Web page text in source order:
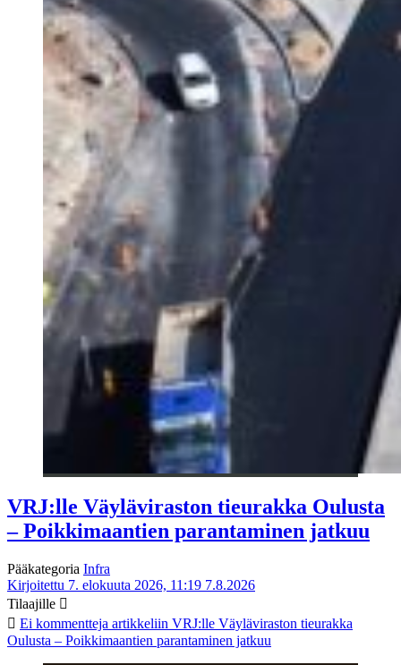
VRJ:lle Väyläviraston tieurakka Oulusta
– Poikkimaantien parantaminen jatkuu
Pääkategoria Infra
Kirjoitettu 7. elokuuta 2026, 11:19 7.8.2026
Tilaajille
Ei kommentteja artikkeliin VRJ:lle Väyläviraston tieurakka
Oulusta – Poikkimaantien parantaminen jatkuu